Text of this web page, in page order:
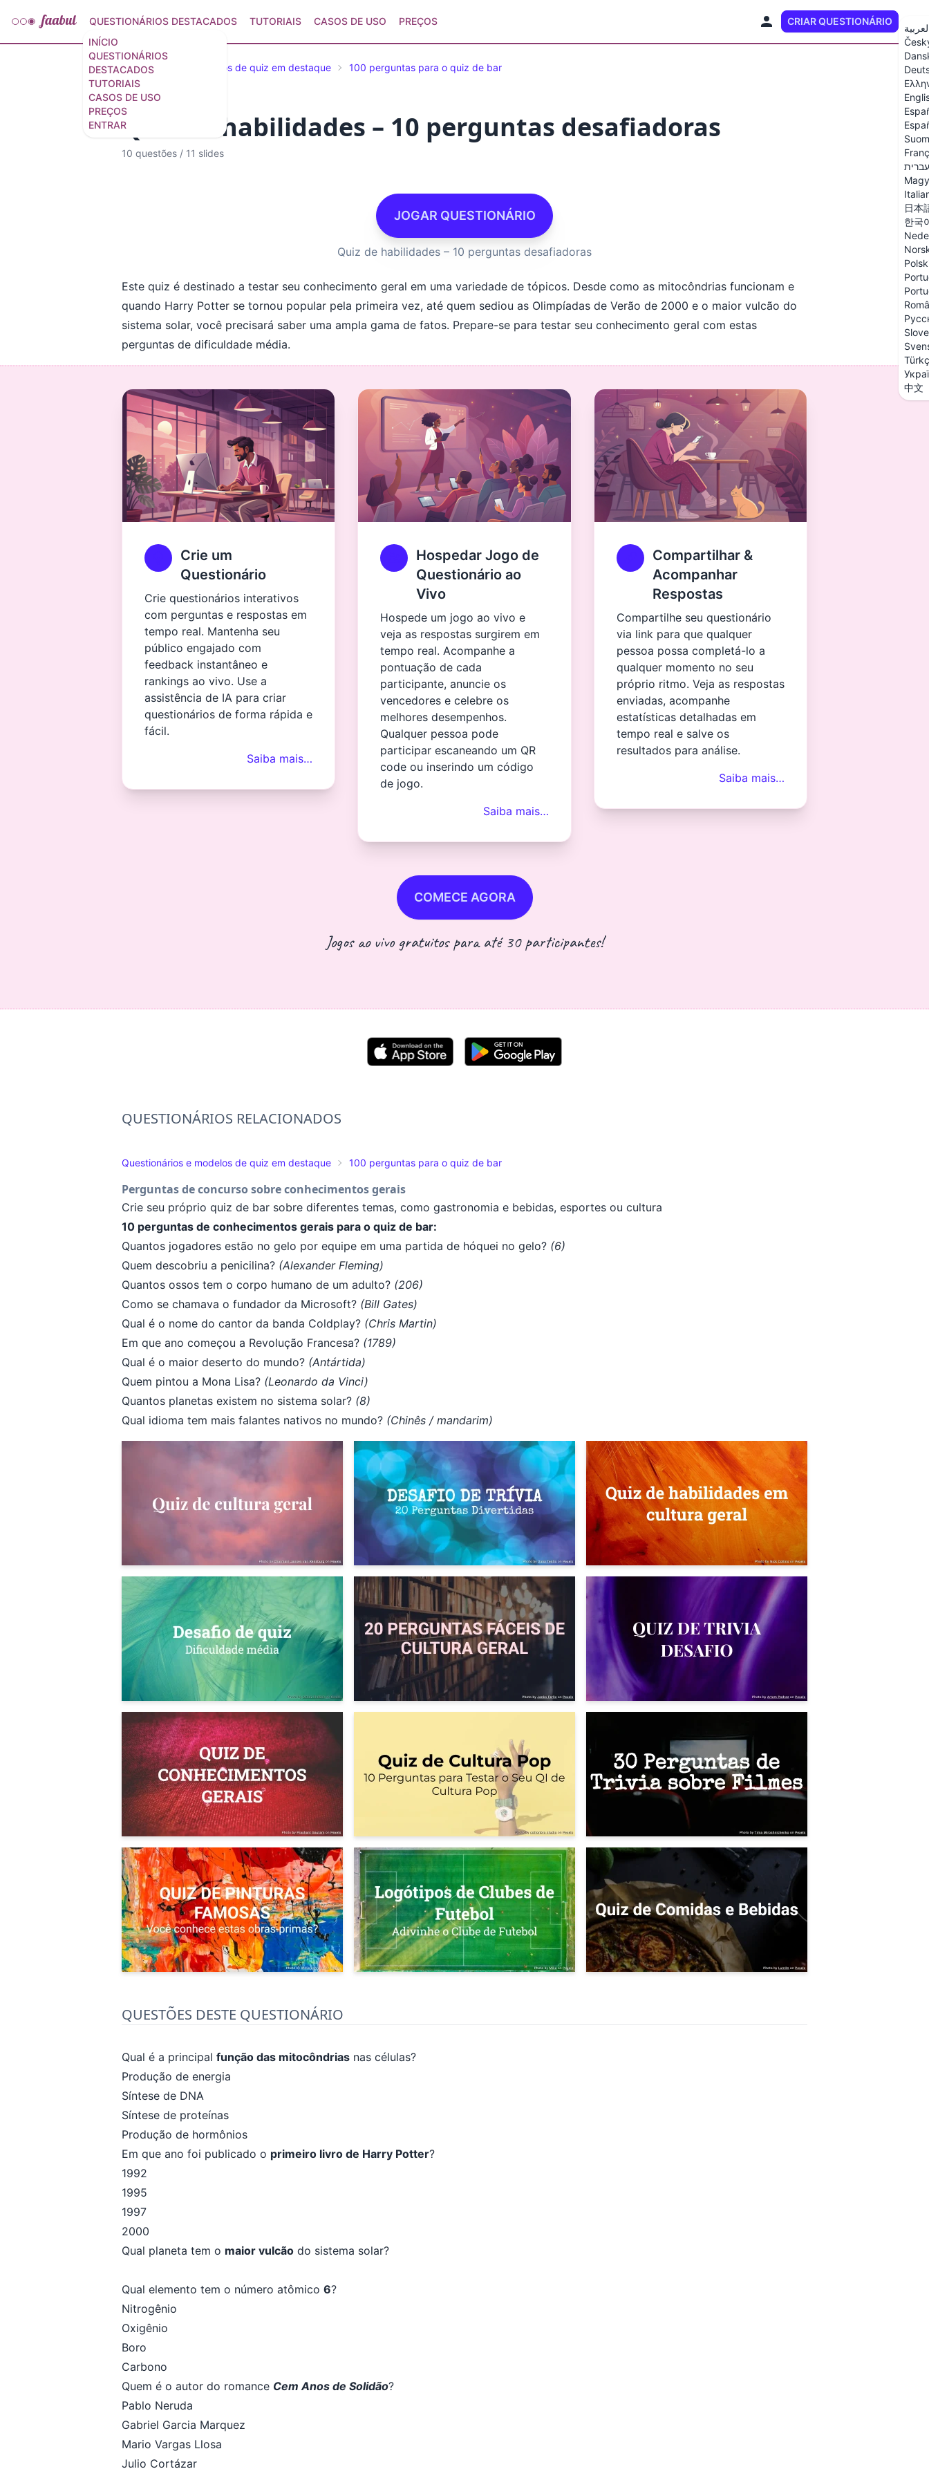
INÍCIO
QUESTIONÁRIOS
DESTACADOS
TUTORIAIS
CASOS DE USO
PREÇOS
ENTRAR
QUESTIONÁRIOS DESTACADOS TUTORIAIS CASOS DE USO PREÇOS CRIAR QUESTIONÁRIO
עברית
日本
한국
中文
Questionários e modelos de quiz em destaque 100 perguntas para o quiz de bar
Quiz de habilidades – 10 perguntas desafiadoras
10 questões / 11 slides
JOGAR QUESTIONÁRIO
Quiz de habilidades – 10 perguntas desafiadoras
Este quiz é destinado a testar seu conhecimento geral em uma variedade de tópicos. Desde como as mitocôndrias funcionam e
quando Harry Potter se tornou popular pela primeira vez, até quem sediou as Olimpíadas de Verão de 2000 e o maior vulcão do
sistema solar, você precisará saber uma ampla gama de fatos. Prepare-se para testar seu conhecimento geral com estas
perguntas de dificuldade média.
Crie um
Questionário
Crie questionários interativos
com perguntas e respostas em
tempo real. Mantenha seu
público engajado com
feedback instantâneo e
rankings ao vivo. Use a
assistência de IA para criar
questionários de forma rápida e
fácil.
Saiba mais…
Hospedar Jogo de
Questionário ao
Vivo
Hospede um jogo ao vivo e
veja as respostas surgirem em
tempo real. Acompanhe a
pontuação de cada
participante, anuncie os
vencedores e celebre os
melhores desempenhos.
Qualquer pessoa pode
participar escaneando um QR
code ou inserindo um código
de jogo.
Saiba mais…
Compartilhar &
Acompanhar
Respostas
Compartilhe seu questionário
via link para que qualquer
pessoa possa completá-lo a
qualquer momento no seu
próprio ritmo. Veja as respostas
enviadas, acompanhe
estatísticas detalhadas em
tempo real e salve os
resultados para análise.
Saiba mais…
COMECE AGORA
Jogos ao vivo gratuitos para até 30 participantes!
QUESTIONÁRIOS RELACIONADOS
Questionários e modelos de quiz em destaque 100 perguntas para o quiz de bar
Perguntas de concurso sobre conhecimentos gerais
Crie seu próprio quiz de bar sobre diferentes temas, como gastronomia e bebidas, esportes ou cultura
10 perguntas de conhecimentos gerais para o quiz de bar:
Quantos jogadores estão no gelo por equipe em uma partida de hóquei no gelo? (6)
Quem descobriu a penicilina? (Alexander Fleming)
Quantos ossos tem o corpo humano de um adulto? (206)
Como se chamava o fundador da Microsoft? (Bill Gates)
Qual é o nome do cantor da banda Coldplay? (Chris Martin)
Em que ano começou a Revolução Francesa? (1789)
Qual é o maior deserto do mundo? (Antártida)
Quem pintou a Mona Lisa? (Leonardo da Vinci)
Quantos planetas existem no sistema solar? (8)
Qual idioma tem mais falantes nativos no mundo? (Chinês / mandarim)
QUESTÕES DESTE QUESTIONÁRIO
Qual é a principal função das mitocôndrias nas células?
Produção de energia
Síntese de DNA
Síntese de proteínas
Produção de hormônios
Em que ano foi publicado o primeiro livro de Harry Potter?
1992
1995
1997
2000
Qual planeta tem o maior vulcão do sistema solar?
Qual elemento tem o número atômico 6?
Nitrogênio
Oxigênio
Boro
Carbono
Quem é o autor do romance Cem Anos de Solidão?
Pablo Neruda
Gabriel Garcia Marquez
Mario Vargas Llosa
Julio Cortázar